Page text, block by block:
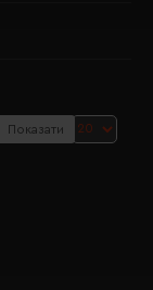
Показати